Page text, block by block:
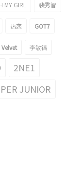
MY GIRL 裴秀智
热恋 GOT7
Velvet 李敏镐
2NE1
JUNIOR